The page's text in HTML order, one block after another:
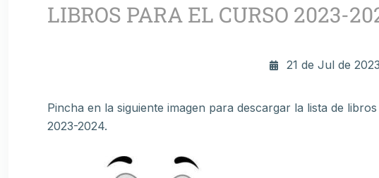
LIBROS PARA EL CURSO 2023-
21 de Jul de 2023
Pincha en la siguiente imagen para descargar la lista de
2023-2024.